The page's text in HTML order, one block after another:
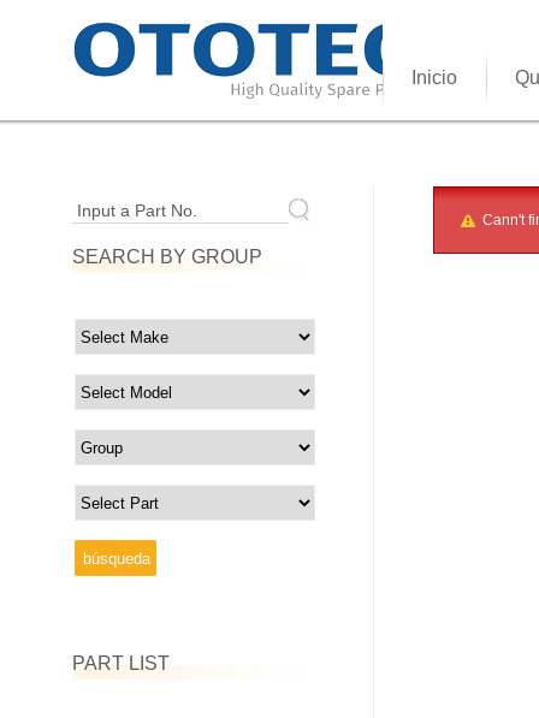
Inicio
Cann't
Input a Part No.
SEARCH BY GROUP
PART LIST